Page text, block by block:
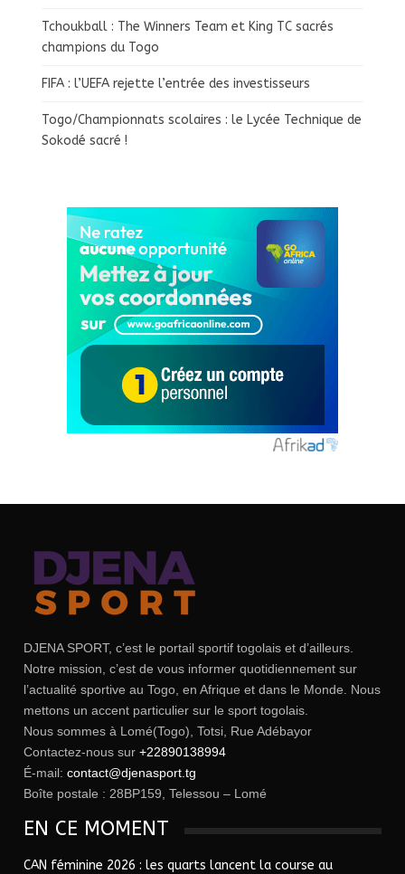
Tchoukball : The Winners Team et King TC sacrés
champions du Togo
FIFA : l’UEFA rejette l’entrée des investisseurs
Togo/Championnats scolaires : le Lycée Technique de
Sokodé sacré !
DJENA SPORT, c’est le portail sportif togolais et d’ailleurs.
Notre mission, c’est de vous informer quotidiennement sur
l’actualité sportive au Togo, en Afrique et dans le Monde. Nous
mettons un accent particulier sur le sport togolais.
Nous sommes à Lomé(Togo), Totsi, Rue Adébayor
Contactez-nous sur +22890138994
É-mail: contact@djenasport.tg
Boîte postale : 28BP159, Telessou – Lomé
EN CE MOMENT
CAN féminine 2026 : les quarts lancent la course au